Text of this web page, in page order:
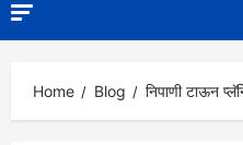
Home Blog निपाणी टाऊन